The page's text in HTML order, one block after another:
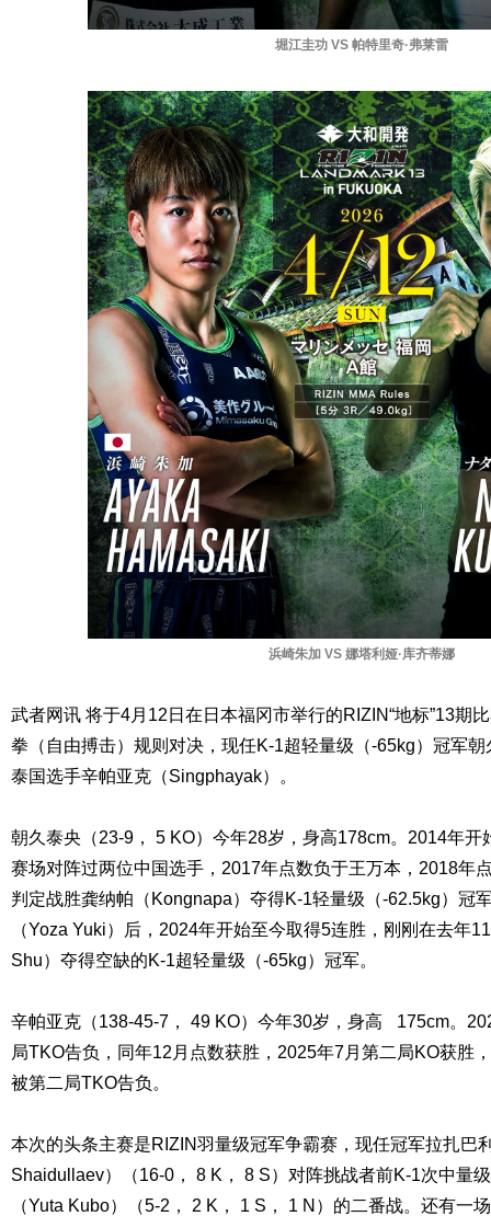
堀江圭功 VS 帕特里奇·弗莱雷
浜崎朱加 VS 娜塔利娅·库齐蒂娜
武者网讯 将于4月12日在日本福冈市举行的RIZIN“地标”13期
拳（自由搏击）规则对决，现任K-1超轻量级（-65kg）冠军
泰国选手辛帕亚克（Singphayak）。
朝久泰央（23-9， 5 KO）今年28岁，身高178cm。2014年开
赛场对阵过两位中国选手，2017年点数负于王万本，2018年
判定战胜龚纳帕（Kongnapa）夺得K-1轻量级（-62.5kg）冠
（Yoza Yuki）后，2024年开始至今取得5连胜，刚刚在去年
Shu）夺得空缺的K-1超轻量级（-65kg）冠军。
辛帕亚克（138-45-7， 49 KO）今年30岁，身高
175cm。
局TKO告负，同年12月点数获胜，2025年7月第二局KO获胜
被第二局TKO告负。
本次的头条主赛是RIZIN羽量级冠军争霸赛，现任冠军拉扎巴
Shaidullaev）（16-0， 8 K， 8 S）对阵挑战者前K-1次中量
（Yuta Kubo）（5-2， 2 K， 1 S， 1 N）的二番战。还有一